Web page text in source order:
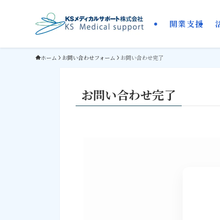
開業支援
ホーム お問い合わせフォーム お問い合わせ完了
お問い合わせ完了